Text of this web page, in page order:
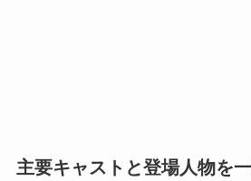
主要キャストと登場人物を